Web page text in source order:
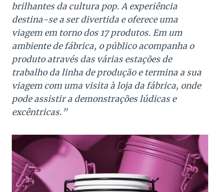
brilhantes da cultura pop. A experiência
destina-se a ser divertida e oferece uma
viagem em torno dos 17 produtos. Em um
ambiente de fábrica, o público acompanha o
produto através das várias estações de
trabalho da linha de produção e termina a sua
viagem com uma visita à loja da fábrica, onde
pode assistir a demonstrações lúdicas e
excêntricas.”